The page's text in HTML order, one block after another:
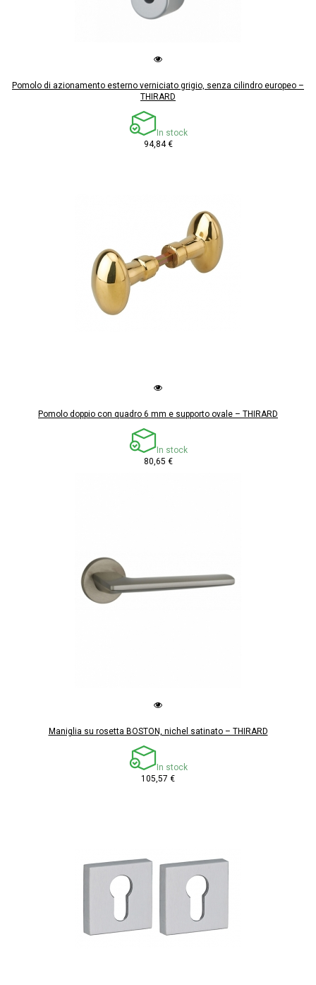
Pomolo di azionamento esterno verniciato grigio, senza cilindro europeo –
THIRARD
In stock
94,84 €
Pomolo doppio con quadro 6 mm e supporto ovale – THIRARD
In stock
80,65 €
Maniglia su rosetta BOSTON, nichel satinato – THIRARD
In stock
105,57 €